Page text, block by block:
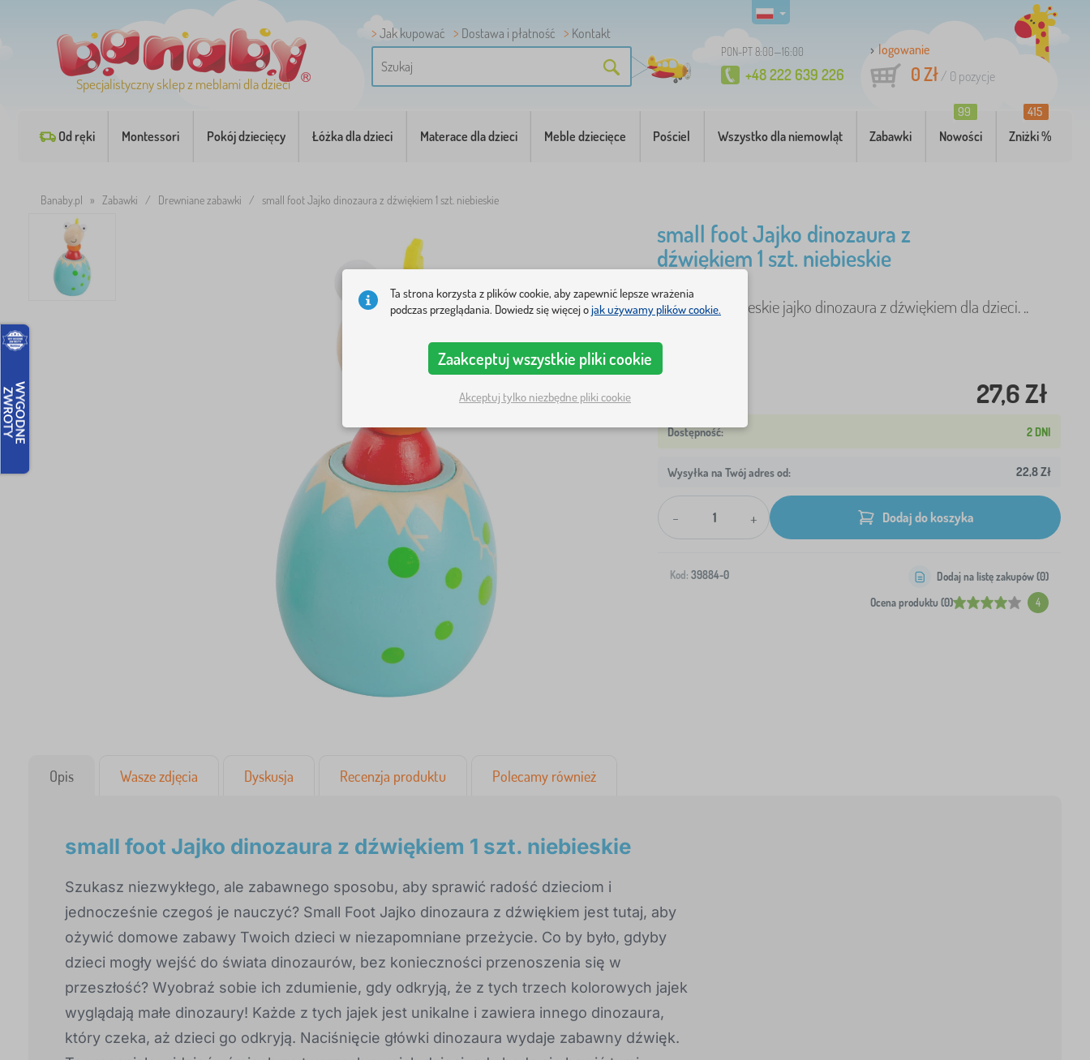
Specjalistyczny sklep z meblami dla dzieci
Jak kupować Dostawa i płatność Kontakt
PON-PT 8:00—16:00
+48 222 639 226
logowanie
0 Zł/ 0 pozycje
Od ręki Montessori Pokój dziecięcy Łóżka dla dzieci Materace dla dzieci Meble dziecięce Pościel Wszystko dla niemowląt Zabawki Nowości
99
Zniżki %
415
Banaby.pl » Zabawki / Drewniane zabawki / small foot Jajko dinozaura z dźwiękiem 1 szt. niebieskie
small foot Jajko dinozaura z
dźwiękiem 1 szt. niebieskie
Zabawne niebieskie jajko dinozaura z dźwiękiem dla dzieci. ..
27,6 Zł
2 DNI
Wysyłka na Twój adres od: 22,8 Zł
- + Dodaj do koszyka
Kod: 39884-0
Ocena produktu (0) 4
Dodaj na listę zakupów (0)
Opis Wasze zdjęcia Dyskusja Recenzja produktu Polecamy również
small foot Jajko dinozaura z dźwiękiem 1 szt. niebieskie
Szukasz niezwykłego, ale zabawnego sposobu, aby sprawić radość dzieciom i
jednocześnie czegoś je nauczyć? Small Foot Jajko dinozaura z dźwiękiem jest tutaj, aby
ożywić domowe zabawy Twoich dzieci w niezapomniane przeżycie. Co by było, gdyby
dzieci mogły wejść do świata dinozaurów, bez konieczności przenoszenia się w
przeszłość? Wyobraź sobie ich zdumienie, gdy odkryją, że z tych trzech kolorowych jajek
wyglądają małe dinozaury! Każde z tych jajek jest unikalne i zawiera innego dinozaura,
który czeka, aż dzieci go odkryją. Naciśnięcie główki dinozaura wydaje zabawny dźwięk.
Ta strona korzysta z plików cookie, aby zapewnić lepsze wrażenia
podczas przeglądania. Dowiedz się więcej ojak używamy plików cookie.
Zaakceptuj wszystkie pliki cookie
Akceptuj tylko niezbędne pliki cookie